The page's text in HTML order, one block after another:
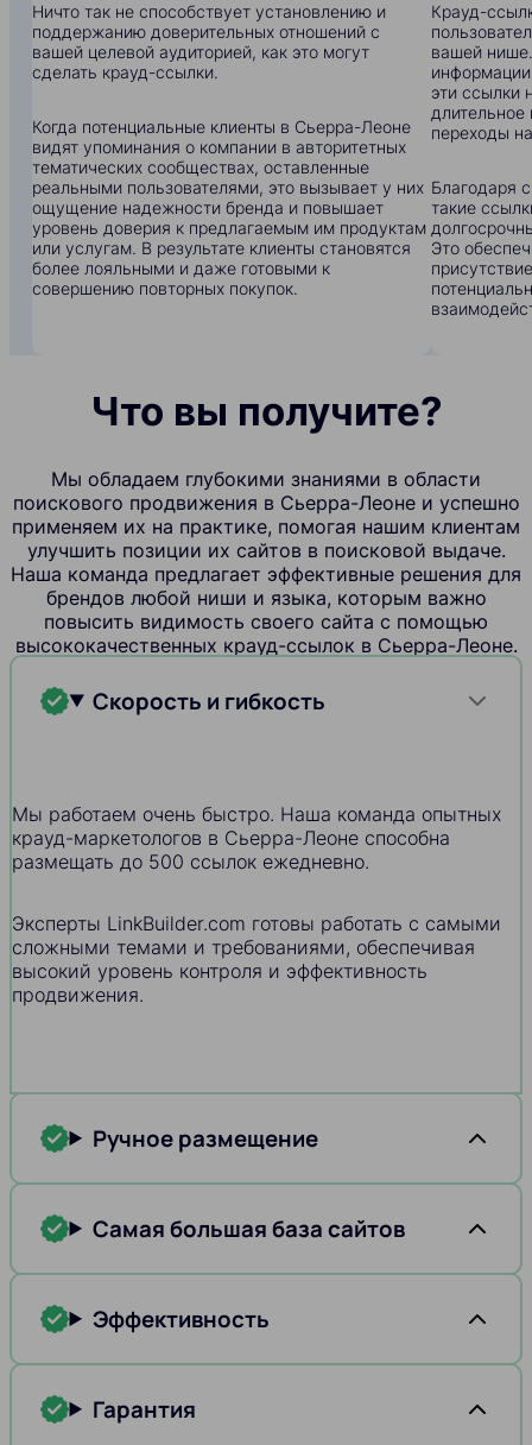
Ничто так не способствует установлению и
поддержанию доверительных отношений с
вашей целевой аудиторией, как это могут
сделать крауд-ссылки.
Когда потенциальные клиенты в Сьерра-Леоне
видят упоминания о компании в авторитетных
тематических сообществах, оставленные
реальными пользователями, это вызывает у них
ощущение надежности бренда и повышает
уровень доверия к предлагаемым им продуктам
или услугам. В результате клиенты становятся
более лояльными и даже готовыми к
совершению повторных покупок.
Крауд-
вашей
эти ссылки
переходы
Благодаря
такие
Это
Что вы получите?
Мы обладаем глубокими знаниями в области
поискового продвижения в Сьерра-Леоне и успешно
применяем их на практике, помогая нашим клиентам
улучшить позиции их сайтов в поисковой выдаче.
Наша команда предлагает эффективные решения для
брендов любой ниши и языка, которым важно
повысить видимость своего сайта с помощью
высококачественных крауд-ссылок в Сьерра-Леоне.
Скорость и гибкость
Мы работаем очень быстро. Наша команда опытных
крауд-маркетологов в Сьерра-Леоне способна
размещать до 500 ссылок ежедневно.
Эксперты LinkBuilder.com готовы работать с самыми
сложными темами и требованиями, обеспечивая
высокий уровень контроля и эффективность
продвижения.
Ручное размещение
Самая большая база сайтов
Эффективность
Гарантия